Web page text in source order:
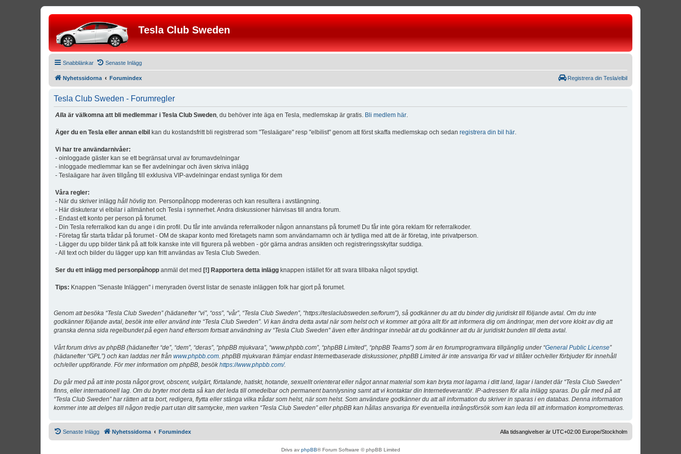
Tesla Club Sweden
Snabblänkar Senaste Inlägg
Nyhetssidorna Forumindex Registrera din Tesla/elbil
Tesla Club Sweden - Forumregler
Alla är välkomna att bli medlemmar i Tesla Club Sweden, du behöver inte äga en Tesla, medlemskap är gratis. Bli medlem här.
Äger du en Tesla eller annan elbil kan du kostandsfritt bli registrerad som "Teslaägare" resp "elbilist" genom att först skaffa medlemskap och sedan registrera din bil här.
Vi har tre användarnivåer:
- oinloggade gäster kan se ett begränsat urval av forumavdelningar
- inloggade medlemmar kan se fler avdelningar och även skriva inlägg
- Teslaägare har även tillgång till exklusiva VIP-avdelningar endast synliga för dem
Våra regler:
- När du skriver inlägg håll hövlig ton. Personpåhopp modereras och kan resultera i avstängning.
- Här diskuterar vi elbilar i allmänhet och Tesla i synnerhet. Andra diskussioner hänvisas till andra forum.
- Endast ett konto per person på forumet.
- Din Tesla referralkod kan du ange i din profil. Du får inte använda referralkoder någon annanstans på forumet! Du får inte göra reklam för referralkoder.
- Företag får starta trådar på forumet - OM de skapar konto med företagets namn som användarnamn och är tydliga med att de är företag, inte privatperson.
- Lägger du upp bilder tänk på att folk kanske inte vill figurera på webben - gör gärna andras ansikten och registreringsskyltar suddiga.
- All text och bilder du lägger upp kan fritt användas av Tesla Club Sweden.
Ser du ett inlägg med personpåhopp anmäl det med [!] Rapportera detta inlägg knappen istället för att svara tillbaka något spydigt.
Tips: Knappen "Senaste Inläggen" i menyraden överst listar de senaste inläggen folk har gjort på forumet.
Genom att besöka “Tesla Club Sweden” (hädanefter “vi”, “oss”, “vår”, “Tesla Club Sweden”, “https://teslaclubsweden.se/forum”), så godkänner du att du binder dig juridiskt till följande avtal. Om du inte
godkänner följande avtal, besök inte eller använd inte “Tesla Club Sweden”. Vi kan ändra detta avtal när som helst och vi kommer att göra allt för att informera dig om ändringar, men det vore klokt av dig att
granska denna sida regelbundet på egen hand eftersom fortsatt användning av “Tesla Club Sweden” även efter ändringar innebär att du godkänner att du är juridiskt bunden till detta avtal.
Vårt forum drivs av phpBB (hädanefter “de”, “dem”, “deras”, “phpBB mjukvara”, “www.phpbb.com”, “phpBB Limited”, “phpBB Teams”) som är en forumprogramvara tillgänglig under “General Public License”
(hädanefter “GPL”) och kan laddas ner från www.phpbb.com. phpBB mjukvaran främjar endast Internetbaserade diskussioner, phpBB Limited är inte ansvariga för vad vi tillåter och/eller förbjuder för innehåll
och/eller uppförande. För mer information om phpBB, besökhttps://www.phpbb.com/.
Du går med på att inte posta något grovt, obscent, vulgärt, förtalande, hatiskt, hotande, sexuellt orienterat eller något annat material som kan bryta mot lagarna i ditt land, lagar i landet där “Tesla Club Sweden”
finns, eller internationell lag. Om du bryter mot detta så kan det leda till omedelbar och permanent bannlysning samt att vi kontaktar din Internetleverantör. IP-adressen för alla inlägg sparas. Du går med på att
“Tesla Club Sweden” har rätten att ta bort, redigera, flytta eller stänga vilka trådar som helst, när som helst. Som användare godkänner du att all information du skriver in sparas i en databas. Denna information
kommer inte att delges till någon tredje part utan ditt samtycke, men varken “Tesla Club Sweden” eller phpBB kan hållas ansvariga för eventuella intrångsförsök som kan leda till att information komprometteras.
Senaste Inlägg Nyhetssidorna Forumindex Alla tidsangivelser är UTC+02:00 Europe/Stockholm
Drivs av phpBB® Forum Software © phpBB Limited